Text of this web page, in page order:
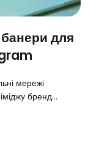
для
мережі
бренд...